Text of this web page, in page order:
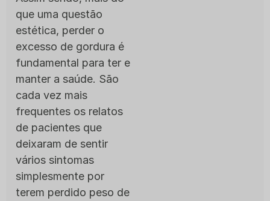
que uma questão
estética, perder o
excesso de gordura é
fundamental para ter e
manter a saúde. São
cada vez mais
frequentes os relatos
de pacientes que
deixaram de sentir
vários sintomas
simplesmente por
terem perdido peso de